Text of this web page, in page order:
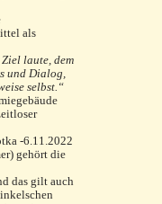
als
laute, dem
und Dialog,
selbst.“
-6.11.2022
gehört die
das gilt auch